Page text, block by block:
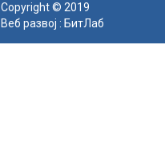
Copyright © 2019
Веб развој : БитЛаб